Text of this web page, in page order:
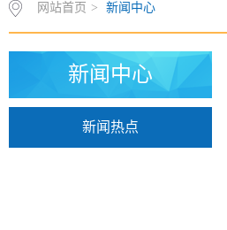
网站首页 > 新闻中心
新闻中心
新闻热点